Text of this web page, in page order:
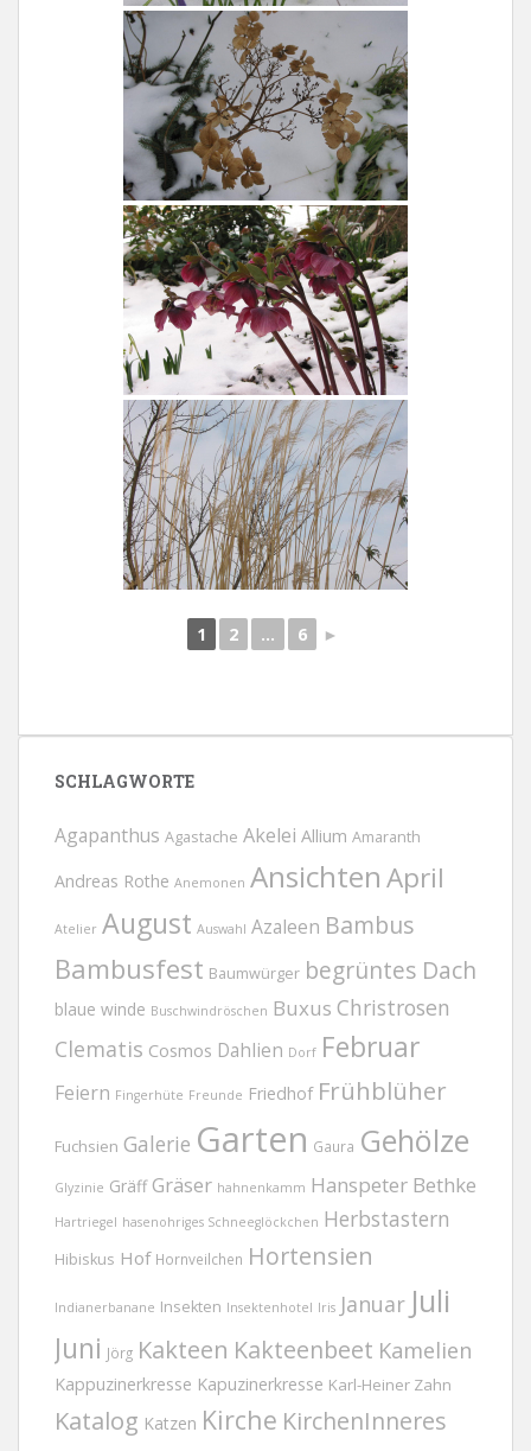
1 2 ... 6 ►
SCHLAGWORTE
Agapanthus Agastache Akelei Allium Amaranth
Andreas Rothe Anemonen AnsichtenApril
Atelier August Auswahl Azaleen Bambus
Bambusfest Baumwürger begrüntes Dach
blaue winde Buschwindröschen Buxus Christrosen
Clematis Cosmos Dahlien Dorf Februar
Feiern Fingerhüte Freunde Friedhof Frühblüher
Fuchsien Galerie Garten Gaura Gehölze
Glyzinie Gräff Gräser hahnenkamm Hanspeter Bethke
Hartriegel hasenohriges Schneeglöckchen Herbstastern
Hibiskus Hof Hornveilchen Hortensien
Indianerbanane Insekten Insektenhotel Iris Januar Juli
Juni Jörg Kakteen Kakteenbeet Kamelien
Kappuzinerkresse Kapuzinerkresse Karl-Heiner Zahn
Katalog Katzen Kirche KirchenInneres